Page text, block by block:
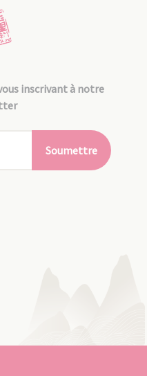
inscrivant à notre
Soumettre